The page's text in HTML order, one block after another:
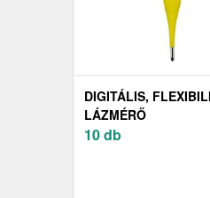
DIGITÁLIS,
LÁZMÉRŐ
10 db